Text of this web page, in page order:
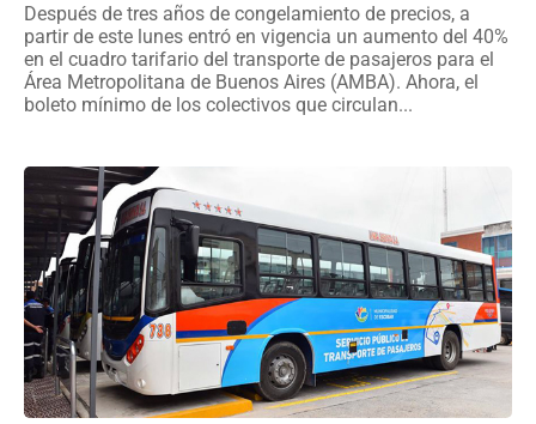
Después de tres años de congelamiento de precios, a
partir de este lunes entró en vigencia un aumento del 40%
en el cuadro tarifario del transporte de pasajeros para el
Área Metropolitana de Buenos Aires (AMBA). Ahora, el
boleto mínimo de los colectivos que circulan...